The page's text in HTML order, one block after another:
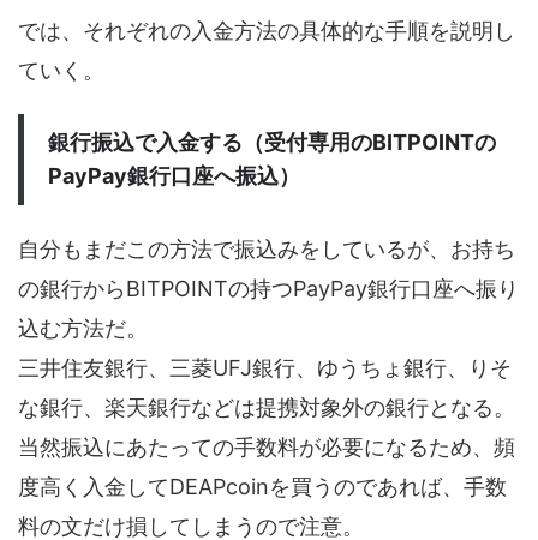
では、それぞれの入金方法の具体的な手順を説明し
ていく。
銀行振込で入金する（受付専用のBITPOINTの
PayPay銀行口座へ振込）
自分もまだこの方法で振込みをしているが、お持ち
の銀行からBITPOINTの持つPayPay銀行口座へ振り
込む方法だ。
三井住友銀行、三菱UFJ銀行、ゆうちょ銀行、りそ
な銀行、楽天銀行などは提携対象外の銀行となる。
当然振込にあたっての手数料が必要になるため、頻
度高く入金してDEAPcoinを買うのであれば、手数
料の文だけ損してしまうので注意。